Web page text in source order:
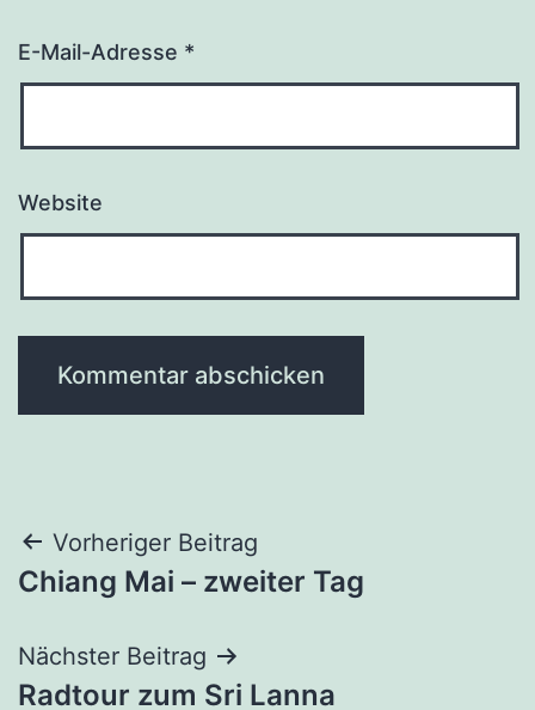
E-Mail-Adresse *
Website
Beitragsnavigation
Vorheriger Beitrag
Chiang Mai – zweiter Tag
Nächster Beitrag
Radtour zum Sri Lanna